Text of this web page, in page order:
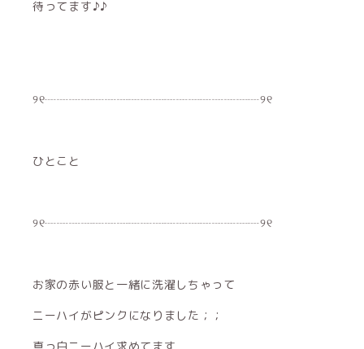
待ってます♪♪
୨୧┈┈┈┈┈┈┈┈┈┈┈┈┈┈┈┈┈┈୨୧
ひとこと
୨୧┈┈┈┈┈┈┈┈┈┈┈┈┈┈┈┈┈┈୨୧
お家の赤い服と一緒に洗濯しちゃって
ニーハイがピンクになりました；；